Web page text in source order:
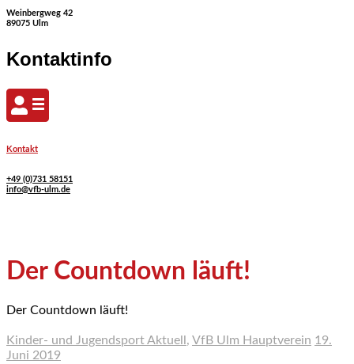
Weinbergweg 42
89075 Ulm
Kontaktinfo
Kontakt
+49 (0)731 58151
info@vfb-ulm.de
Der Countdown läuft!
Der Countdown läuft!
Kinder- und Jugendsport Aktuell , VfB Ulm Hauptverein 19.
Juni 2019